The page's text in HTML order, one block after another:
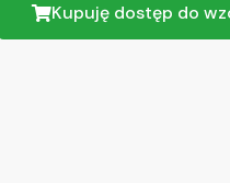
Kupuję dostęp do